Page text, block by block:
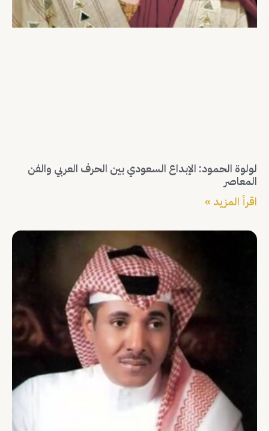
لولوة الحمود: الإبداع السعودي بين الحرف العربي والفن
المعاصر
اقرأ المزيد »